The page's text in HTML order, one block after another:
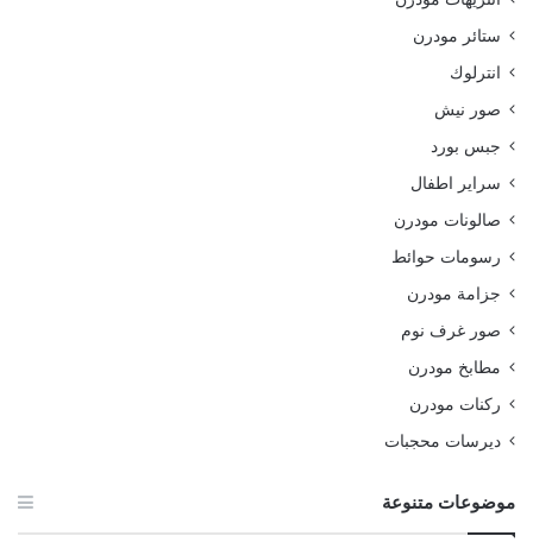
ستائر مودرن
انترلوك
صور نيش
جبس بورد
سراير اطفال
صالونات مودرن
رسومات حوائط
جزامة مودرن
صور غرف نوم
مطابخ مودرن
ركنات مودرن
ديرسات محجبات
موضوعات متنوعة